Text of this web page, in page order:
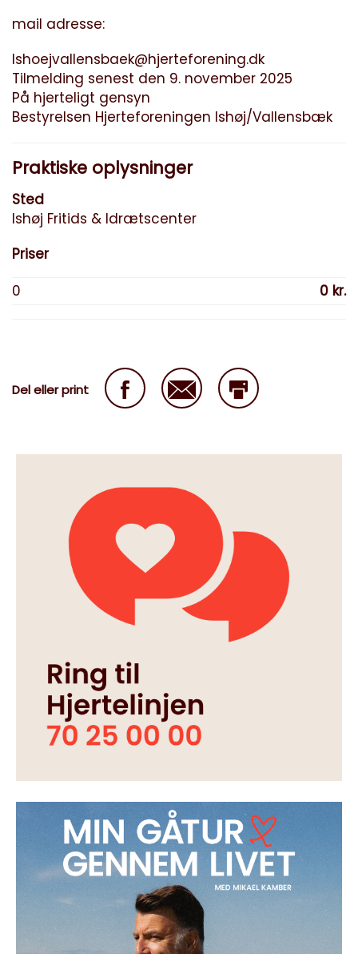
mail adresse:
Ishoejvallensbaek@hjerteforening.dk
Tilmelding senest den 9. november 2025
På hjerteligt gensyn
Bestyrelsen Hjerteforeningen Ishøj/Vallensbæk
Praktiske oplysninger
Sted
Ishøj Fritids & Idrætscenter
Priser
0
0 kr.
Del eller print